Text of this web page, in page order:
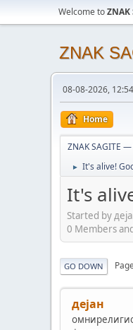
Welcome to
ZNAK
08-08-2026,
Home
ZNAK SAGITE
► It's alive!
It's
Started by
0 Members
GO DOWN
дејан